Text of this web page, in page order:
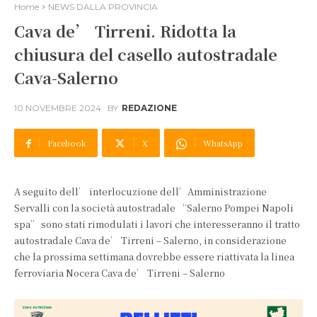
Home NEWS DALLA PROVINCIA
Cava de’ Tirreni. Ridotta la
chiusura del casello autostradale
Cava-Salerno
10 NOVEMBRE 2024 BY REDAZIONE
Facebook X WhatsApp
A seguito dell’ interlocuzione dell’Amministrazione
Servalli con la società autostradale “Salerno Pompei Napoli
spa” sono stati rimodulati i lavori che interesseranno il tratto
autostradale Cava de’ Tirreni – Salerno, in considerazione
che la prossima settimana dovrebbe essere riattivata la linea
ferroviaria Nocera Cava de’ Tirreni – Salerno